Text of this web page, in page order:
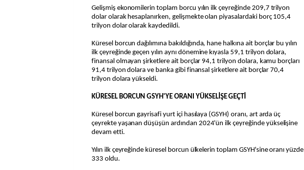
Gelişmiş ekonomilerin toplam borcu yılın ilk çeyreğinde 209,7 trilyon
dolar olarak hesaplanırken, gelişmekte olan piyasalardaki borç 105,4
trilyon dolar olarak kaydedildi.
Küresel borcun dağılımına bakıldığında, hane halkına ait borçlar bu yılın
ilk çeyreğinde geçen yılın aynı dönemine kıyasla 59,1 trilyon dolara,
finansal olmayan şirketlere ait borçlar 94,1 trilyon dolara, kamu borçları
91,4 trilyon dolara ve banka gibi finansal şirketlere ait borçlar 70,4
trilyon dolara yükseldi.
KÜRESEL BORCUN GSYH'YE ORANI YÜKSELİŞE GEÇTİ
Küresel borcun gayrisafi yurt içi hasılaya (GSYH) oranı, art arda üç
çeyrekte yaşanan düşüşün ardından 2024'ün ilk çeyreğinde yükselişine
devam etti.
Yılın ilk çeyreğinde küresel borcun ülkelerin toplam GSYH'sine oranı yüzde
333 oldu.